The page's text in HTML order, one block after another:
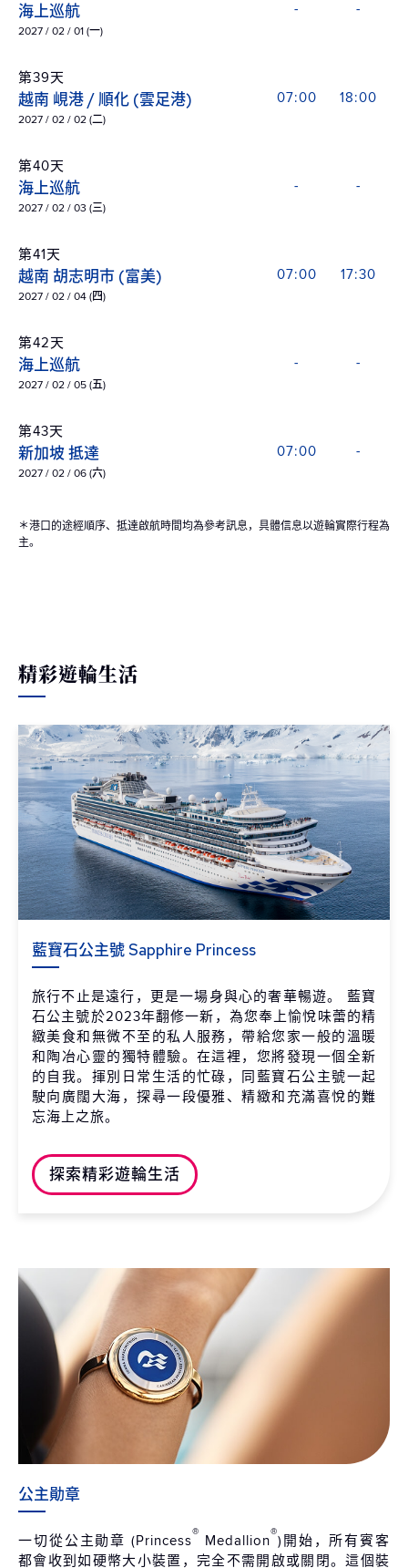
海上巡航
2027 / 02 / 01 (一)
- -
第39天
越南 峴港 / 順化 (雲足港)
2027 / 02 / 02 (二)
07:00 18:00
第40天
海上巡航
2027 / 02 / 03 (三)
- -
第41天
越南 胡志明市 (富美)
2027 / 02 / 04 (四)
07:00 17:30
第42天
海上巡航
2027 / 02 / 05 (五)
- -
第43天
新加坡 抵達
2027 / 02 / 06 (六)
07:00 -
＊港口的途經順序、抵達啟航時間均為參考訊息，具體信息以遊輪實際行程為
主。
精彩遊輪生活
藍寶石公主號 Sapphire Princess
旅行不止是遠行，更是一場身與心的奢華暢遊。 藍寶
石公主號於2023年翻修一新，為您奉上愉悅味蕾的精
緻美食和無微不至的私人服務，帶給您家一般的溫暖
和陶冶心靈的獨特體驗。在這裡，您將發現一個全新
的自我。揮別日常生活的忙碌，同藍寶石公主號一起
駛向廣闊大海，探尋一段優雅、精緻和充滿喜悅的難
忘海上之旅。
探索精彩遊輪生活
公主勛章
一切從公主勛章 (Princess® Medallion®)開始，所有賓客
都會收到如硬幣大小裝置，完全不需開啟或關閉。這個裝